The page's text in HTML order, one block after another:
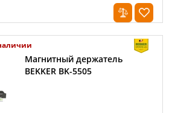
Магнитный держатель
BEKKER BK-5505